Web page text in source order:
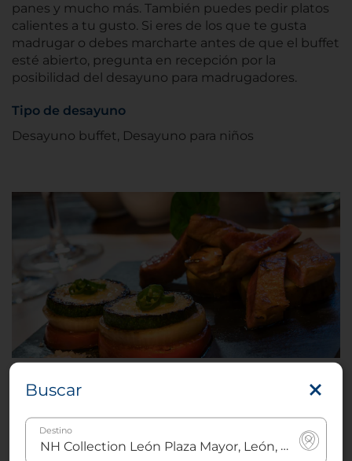
panes y mucho más. También puedes pedir platos
calientes a tu gusto. Si eres de los que te gusta
madrugar o debes marcharte antes de que el buffet
esté abierto, pregunta en recepción por la
posibilidad del desayuno para madrugadores.
Tipo de desayuno
Desayuno buffet, Desayuno para niños
apacible y relajante donde podrás disfrutar de un
desayuno buffet recién preparado todas las
mañanas, almuerzo y cena todos los días. El
Buscar
Destino